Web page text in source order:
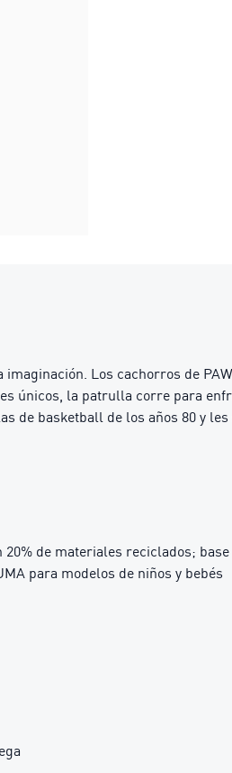
imaginación. Los cachorros de
únicos, la patrulla corre para
de basketball de los años 80 y
de materiales reciclados;
para modelos de niños y bebés